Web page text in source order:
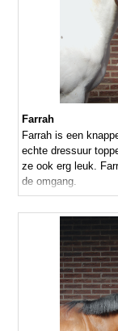
Farrah
Farrah is een
echte dressuur
ze ook erg leuk.
de omgang.